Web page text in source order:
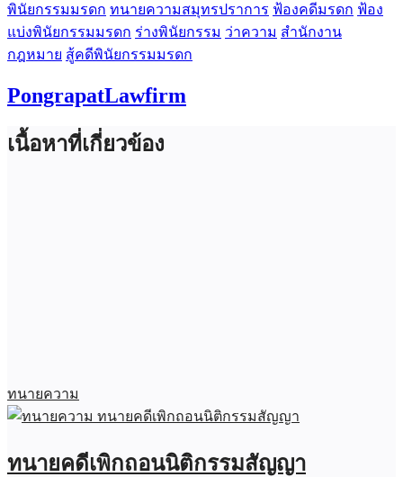
พินัยกรรมมรดก ทนายความสมุทรปราการ ฟ้องคดีมรดก ฟ้อง
แบ่งพินัยกรรมมรดก ร่างพินัยกรรม ว่าความ สำนักงาน
กฎหมาย สู้คดีพินัยกรรมมรดก
PongrapatLawfirm
เนื้อหาที่เกี่ยวข้อง
ทนายความ
ทนายคดีเพิกถอนนิติกรรมสัญญา